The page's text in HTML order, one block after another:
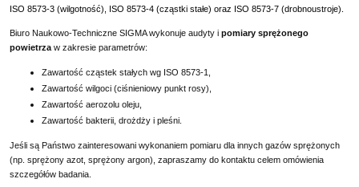
ISO 8573-3 (wilgotność), ISO 8573-4 (cząstki stałe) oraz ISO 8573-7 (drobnoustroje).
Biuro Naukowo-Techniczne SIGMA wykonuje audyty i pomiary sprężonego
powietrza w zakresie parametrów:
Zawartość cząstek stałych wg ISO 8573-1
Zawartość wilgoci (ciśnieniowy punkt rosy)
Zawartość aerozolu oleju
Zawartość bakterii, drożdży i pleśni
Jeśli są Państwo zainteresowani wykonaniem pomiaru dla innych gazów sprężonych
(np. sprężony azot, sprężony argon), zapraszamy do kontaktu celem omówienia
szczegółów badania.